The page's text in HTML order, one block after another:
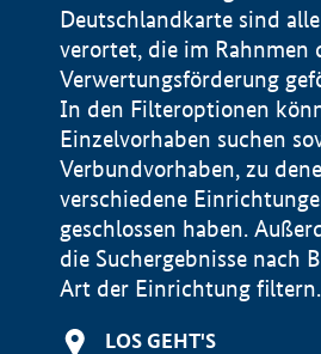
Deutschlandkarte sind
verortet, die im Rahnmen
Verwertungsförderung
In den Filteroptionen
Einzelvorhaben suchen
Verbundvorhaben, zu
verschiedene
geschlossen haben.
die Suchergebnisse nach
Art der Einrichtung filtern.
LOS GEHT'S